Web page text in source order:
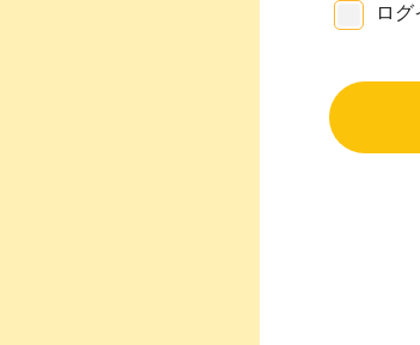
ロ